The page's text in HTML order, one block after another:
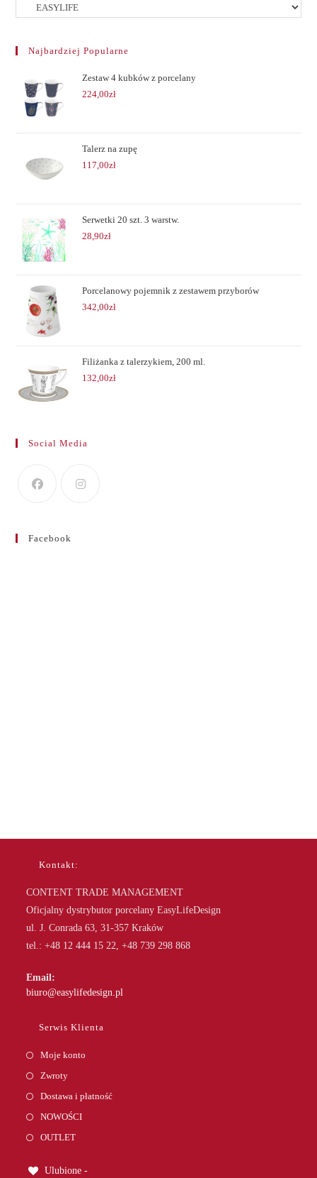
Najbardziej Popularne
Zestaw 4 kubków z porcelany
224,00zł
Talerz na zupę
117,00zł
Serwetki 20 szt. 3 warstw.
28,90zł
Porcelanowy pojemnik z zestawem przyborów
342,00zł
Filiżanka z talerzykiem, 200 ml.
132,00zł
Social Media
Facebook
Kontakt:
CONTENT TRADE MANAGEMENT
Oficjalny dystrybutor porcelany EasyLifeDesign
ul. J. Conrada 63, 31-357 Kraków
tel.: +48 12 444 15 22, +48 739 298 868
Email:
biuro@easylifedesign.pl
Serwis Klienta
Moje konto
Zwroty
Dostawa i płatność
NOWOŚCI
OUTLET
Ulubione -